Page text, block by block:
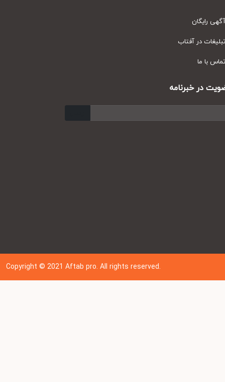
رایگان
در آفتاب
با ما
در خبرنامه
Copyright © 202 1Aftab pro. All rights reserved.